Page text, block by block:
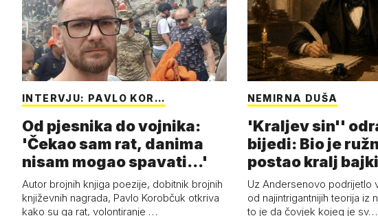
INTERVJU: PAVLO KOR…
Od pjesnika do vojnika:
'Čekao sam rat, danima
nisam mogao spavati...'
Autor brojnih knjiga poezije, dobitnik brojnih
književnih nagrada, Pavlo Korobčuk otkriva
kako su ga rat, volontiranje …
NEMIRNA DUŠA
'Kraljev sin''
bijedi: Bio je
postao kralj bajki
Uz Andersenovo podrijetlo
od najintrigantnijih teorija iz
to je da čovjek kojeg je sv…